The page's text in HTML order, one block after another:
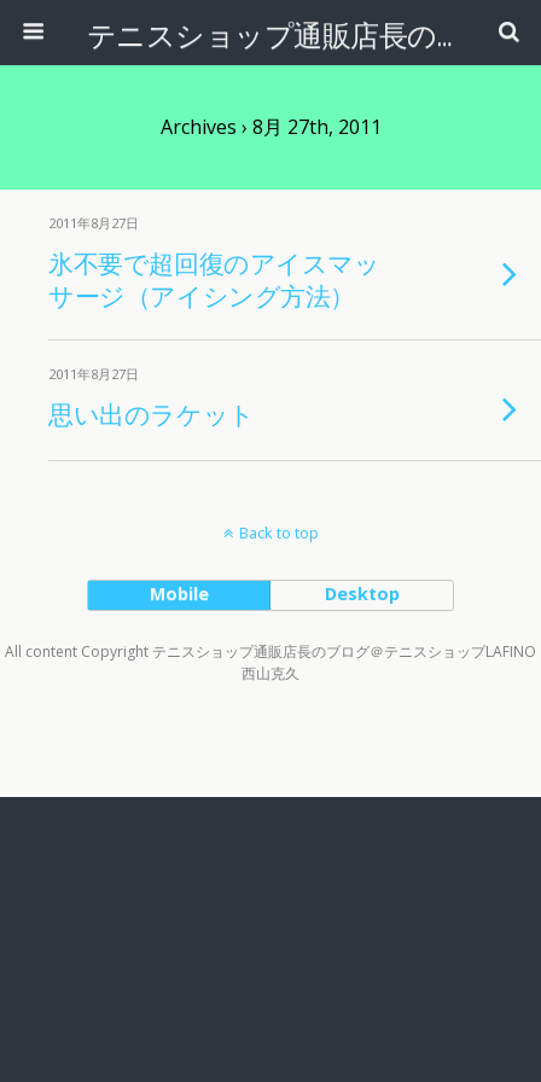
テニスショップ通販店長のブログ＠テニスショップLAFINO 西山克久
Archives › 8月 27th, 2011
2011年8月27日
氷不要で超回復のアイスマッ
サージ（アイシング方法）
2011年8月27日
思い出のラケット
Back to top
Mobile Desktop
All content Copyright テニスショップ通販店長のブログ＠テニスショップLAFINO
西山克久